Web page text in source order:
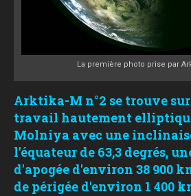
La première photo prise par
Arktika-M n°2 se trouve
travail hautement
Molniya avec une
l'équateur de 63,3 degrés,
d'apogée d'environ 38 900
de périgée d'environ 1 400